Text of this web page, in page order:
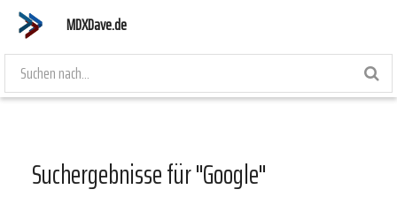
MDXDave.de
Suchergebnisse für "Google"